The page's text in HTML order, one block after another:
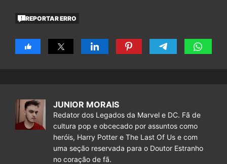
REPORTAR ERRO
JUNIOR MORAIS
Redator dos Legados da Marvel e DC. Fã de
cultura pop e obcecado por assuntos como
heróis, Harry Potter e The Last Of Us e com
uma seção reservada para o Doutor Estranho
no coração de fã.